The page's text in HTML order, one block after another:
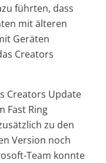
führten, dass
mit älteren
Geräten
Creators
Creators Update
Fast Ring
zu den
Version noch
Team konnte